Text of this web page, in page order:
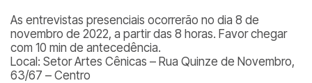
As entrevistas presenciais ocorrerão no dia 8 de
novembro de 2022, a partir das 8 horas. Favor chegar
com 10 min de antecedência.
Local: Setor Artes Cênicas – Rua Quinze de Novembro,
63/67 – Centro